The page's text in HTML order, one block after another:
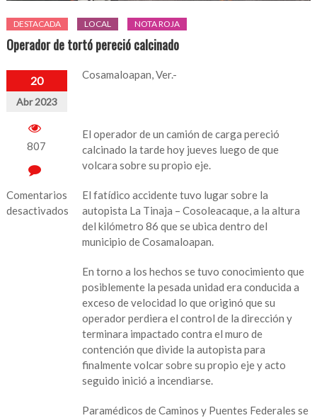
DESTACADA LOCAL NOTA ROJA
Operador de tortó pereció calcinado
20
Abr 2023
807
Comentarios
desactivados
Cosamaloapan, Ver.-
El operador de un camión de carga pereció
calcinado la tarde hoy jueves luego de que
volcara sobre su propio eje.
El fatídico accidente tuvo lugar sobre la
autopista La Tinaja – Cosoleacaque, a la altura
del kilómetro 86 que se ubica dentro del
municipio de Cosamaloapan.
En torno a los hechos se tuvo conocimiento que
posiblemente la pesada unidad era conducida a
exceso de velocidad lo que originó que su
operador perdiera el control de la dirección y
terminara impactado contra el muro de
contención que divide la autopista para
finalmente volcar sobre su propio eje y acto
seguido inició a incendiarse.
Paramédicos de Caminos y Puentes Federales se